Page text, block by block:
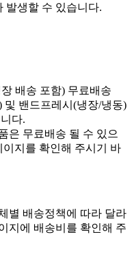
발생할 수 있습니다.
배송 포함) 무료배송
및 밴드프레시(냉장/냉동)
다.
은 무료배송 될 수 있으
지를 확인해 주시기 바
별 배송정책에 따라 달라
지에 배송비를 확인해 주